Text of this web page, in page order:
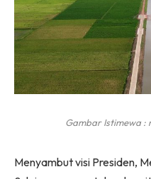
Gambar Istimewa :
Menyambut visi Presiden,